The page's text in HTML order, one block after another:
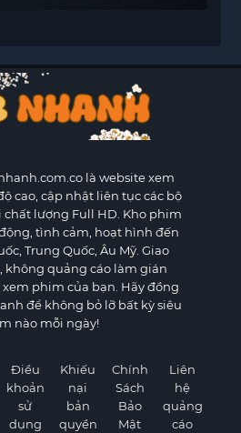
là website xem
cao, cập nhật liên tục các bộ
lượng Full HD. Kho phim
tình cảm, hoạt hình đến
Trung Quốc, Âu Mỹ. Giao
không quảng cáo làm gián
phim của bạn. Hãy đồng
để không bỏ lỡ bất kỳ siêu
nào mỗi ngày!
Điều
khoản
sử
dụng
Khiếu
nại
bản
quyền
Chính
Sách
Bảo
Mật
Liên
hệ
quảng
cáo